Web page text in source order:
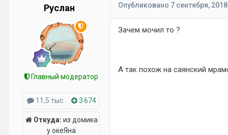
Руслан
Главный модератор
11,5 тыс 3 674
Откуда: из домика
у океЯна
Опубликовано 7 сентября, 2018
Зачем мочил то ?
А так похож на саянский